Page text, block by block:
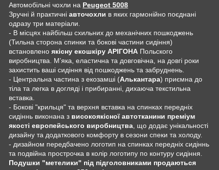
Автомобільні чохли на Peugeot 5008
Зручні й практичні авточохли в яких гармонійно поєднані
одразу три матеріали.
- В місцях найбільш схильних до механічних пошкоджень
(Тильна сторона спинки та бокові частини сидіння)
встановлено якісну екошкіру АРІГОНА Польского
виробництва. Мʼяка, еластична та довговічна, на довгі роки
захистить ваші сидіння від пошкоджень та забруднень.
- Центральна частина з екозамші (Алькантара) приємна до
тіла та легка в догляді і прибиранні, дихаюча текстильна
вставка.
- Бокові "крильця" та верхня вставка на спинках передніх
сидіннь виконана з високоякісної автотканини преміум
якості европейського виробництва , що додає унікальності
дизайну та додаткового комфорту в сезони спеки та холоду.
- дизайном передбачено логотип на спинках передніх сидіннь
та подвійна прострочка в колір логотипу по контуру сидіння.
Подушки "метелики" під підголовниками продаються